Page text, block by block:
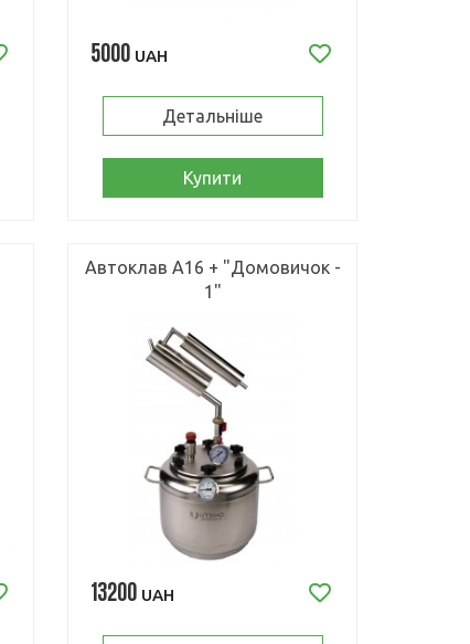
5000 UAH
Детальніше
Купити
Автоклав А16 + "Домовичок -
1"
13200 UAH